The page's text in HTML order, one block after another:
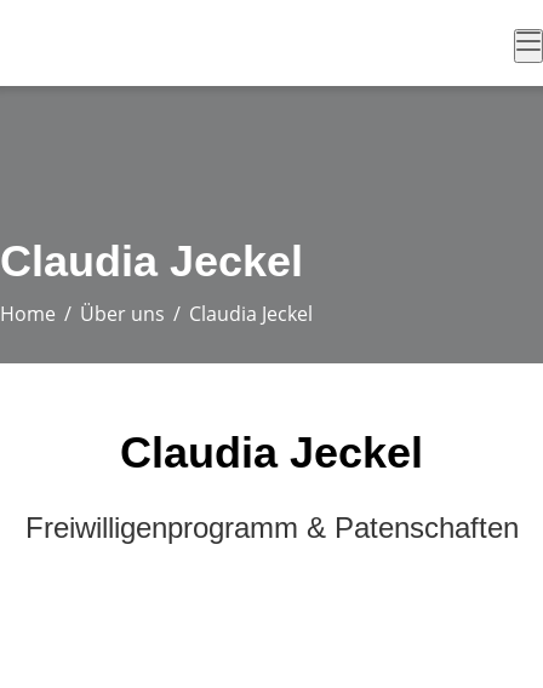
Claudia Jeckel
Home Über uns Claudia Jeckel
Claudia Jeckel
Freiwilligenprogramm & Patenschaften